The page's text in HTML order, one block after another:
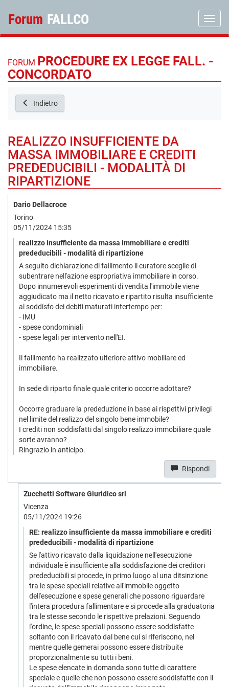
Forum FALLCO
FORUM PROCEDURE EX LEGGE FALL. -
CONCORDATO
Indietro
REALIZZO INSUFFICIENTE DA
MASSA IMMOBILIARE E CREDITI
PREDEDUCIBILI - MODALITÀ DI
RIPARTIZIONE
Dario Dellacroce
Torino
05/11/2024 15:35
realizzo insufficiente da massa immobiliare e crediti
prededucibili - modalità di ripartizione
A seguito dichiarazione di fallimento il curatore sceglie di
subentrare nell'azione espropriativa immobiliare in corso.
Dopo innumerevoli esperimenti di vendita l'immobile viene
aggiudicato ma il netto ricavato e ripartito risulta insufficiente
al soddisfo dei debiti maturati intertempo per:
- IMU
- spese condominiali
- spese legali per intervento nell'EI.
Il fallimento ha realizzato ulteriore attivo mobiliare ed
immobiliare.
In sede di riparto finale quale criterio occorre adottare?
Occorre graduare la prededuzione in base ai rispettivi privilegi
nel limite del realizzo del singolo bene immobile?
I crediti non soddisfatti dal singolo realizzo immobiliare quale
sorte avranno?
Ringrazio in anticipo.
Rispondi
Zucchetti Software Giuridico srl
Vicenza
05/11/2024 19:26
RE: realizzo insufficiente da massa immobiliare e crediti
prededucibili - modalità di ripartizione
Se l'attivo ricavato dalla liquidazione nell'esecuzione
individuale è insufficiente alla soddisfazione dei creditori
prededucibili si procede, in primo luogo al una ditsinzione
tra le spese speciali relative all'immobile oggetto
dell'esecuzione e spese generali che possono riguardare
l'intera procedura fallimentare e si procede alla graduatoria
tra le stesse secondo le rispettive prelazioni. Seguendo
l'ordine, le spese speciali possono essere soddisfatte
soltanto con il ricavato dal bene cui si riferiscono, nel
mentre quelle gemerai possono essere distribuite
proporzionalmente su tutti i beni.
Le spese elencate in domanda sono tutte di carattere
speciale e quelle che non possono essere soddisfatte con il